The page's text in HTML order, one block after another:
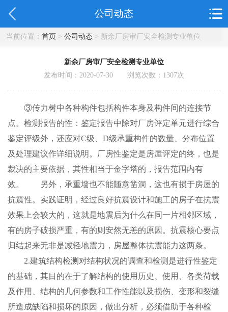
公司动态
当前位置： 首页> 公司动态> 新余厂房审厂安全检测专业单位
新余厂房审厂安全检测专业单位
发布时间：2020-07-30 浏览次数： 1307次
③传力树中各种构件包括构件本身及构件间的连接节
点。检测报告的性：鉴定报告中除对厂房评定单元进行综合
鉴定评级外，还应对C级、D级承重构件的数量、分布位置
及处理建议作详细说明。厂房性鉴定是房屋评定的终，也是
裁决的主要依据，其性相当于金字塔的，报告范围内有
效。 另外，承重墙也不能随意凿洞，这也有损于房屋的
抗震性。实践证明，经过良好抗震设计和施工的房子在抗震
效果上会较大的，这就是地震后为什么在同一片相邻区域，
有的房子破损严重，有的则安然无恙的原因。抗震核心要点
归结起来无非是减轻地震力，房屋整体抗震能力这两条。
2.建筑结构检测对结构状况的调查和检测是进行性鉴定
的基础，其目的在于了解结构的使用历史、使用、各类荷载
及作用、结构的几何参数和工作性能以及损伤、变形和裂缝
所造成缺陷和损坏的原因，做出分析，必须借助于各种检